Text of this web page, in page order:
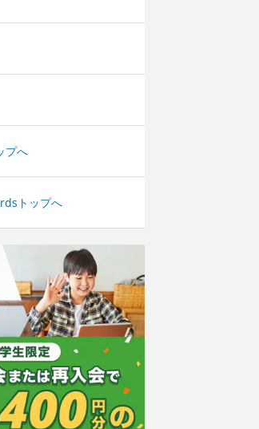
プへ
トップへ